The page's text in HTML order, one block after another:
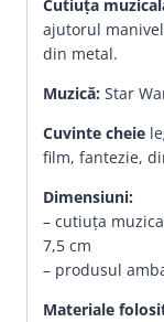
Cutiuța
ajutorul
din metal.
Muzică: Star
Cuvinte cheie
film, fantezie,
Dimensiuni:
– cutiuța
7,5 cm
– produsul
Materiale